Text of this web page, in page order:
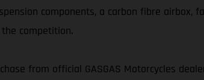
components, a carbon fibre airbox,
competition.
from official GASGAS Motorcycles